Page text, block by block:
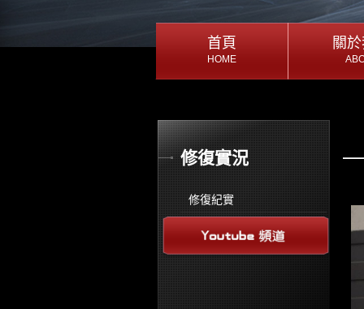
首頁
HOME
首頁
HOME
關
關
修復實況
修復紀實